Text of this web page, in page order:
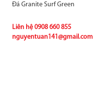
Đá Granite Surf Green
Liên hệ 0908 660 855
nguyentuan141@gmail.com